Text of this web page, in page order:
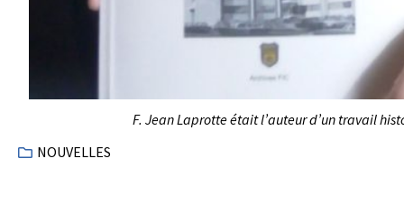
F. Jean Laprotte était l’auteur d’un travail
NOUVELLES